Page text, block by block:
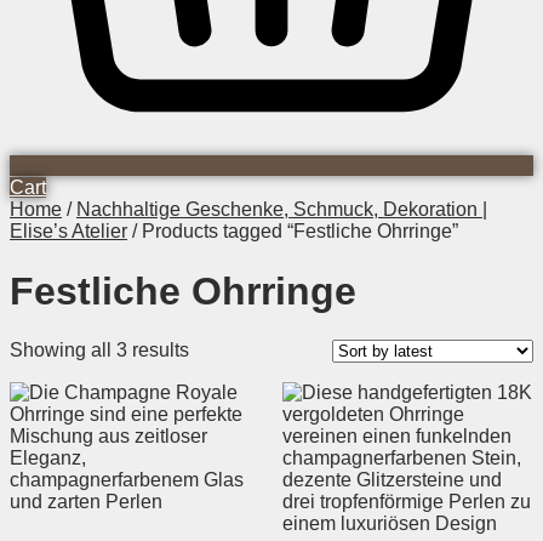
Cart
Home / Nachhaltige Geschenke, Schmuck, Dekoration |
Elise’s Atelier / Products tagged “Festliche Ohrringe”
Festliche Ohrringe
Showing all 3 resultsSorted
latest